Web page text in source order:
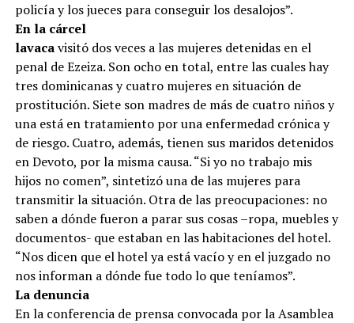
policía y los jueces para conseguir los desalojos”.
En la cárcel
lavacavisitó dos veces a las mujeres detenidas en el
penal de Ezeiza. Son ocho en total, entre las cuales hay
tres dominicanas y cuatro mujeres en situación de
prostitución. Siete son madres de más de cuatro niños y
una está en tratamiento por una enfermedad crónica y
de riesgo. Cuatro, además, tienen sus maridos detenidos
en Devoto, por la misma causa. “Si yo no trabajo mis
hijos no comen”, sintetizó una de las mujeres para
transmitir la situación. Otra de las preocupaciones: no
saben a dónde fueron a parar sus cosas –ropa, muebles y
documentos- que estaban en las habitaciones del hotel.
“Nos dicen que el hotel ya está vacío y en el juzgado no
nos informan a dónde fue todo lo que teníamos”.
La denuncia
En la conferencia de prensa convocada por la Asamblea